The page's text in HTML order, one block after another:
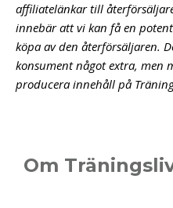
affiliatelänkar till
innebär att vi kan få en
köpa av den återförsäljaren.
konsument något extra, men
producera innehåll på
Om